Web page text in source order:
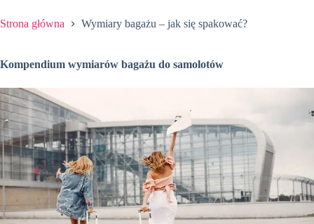
Strona główna Wymiary bagażu – jak się spakować?
Kompendium wymiarów bagażu do samolotów